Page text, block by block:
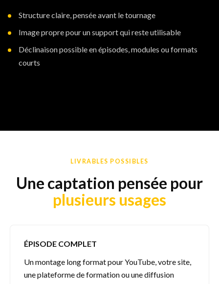
Structure claire, pensée avant le tournage
Image propre pour un support qui reste utilisable
Déclinaison possible en épisodes, modules ou formats
courts
LIVRABLES POSSIBLES
Une captation pensée pour
plusieurs usages
ÉPISODE COMPLET
Un montage long format pour YouTube, votre site,
une plateforme de formation ou une diffusion